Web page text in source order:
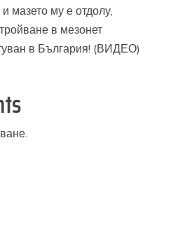
мазето му е отдолу,
в мезонет
в България! (ВИДЕО)